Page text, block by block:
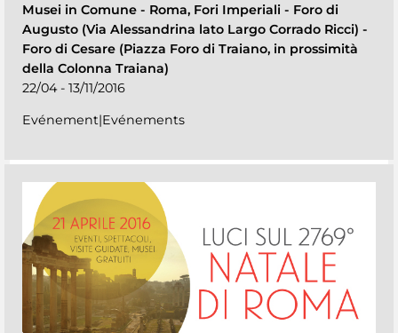
Musei in Comune - Roma, Fori Imperiali - Foro di
Augusto (Via Alessandrina lato Largo Corrado Ricci) -
Foro di Cesare (Piazza Foro di Traiano, in prossimità
della Colonna Traiana)
22/04 - 13/11/2016
Evénement|Evénements